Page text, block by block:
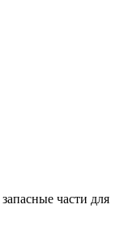
части для